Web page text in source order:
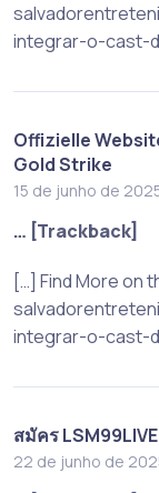
integrar-o-cast-
Offizielle
Gold Strike
15 de junho de
… [Trackback]
[…] Find More on
integrar-o-cast-
สมัคร LSM99LIVE
22 de junho de